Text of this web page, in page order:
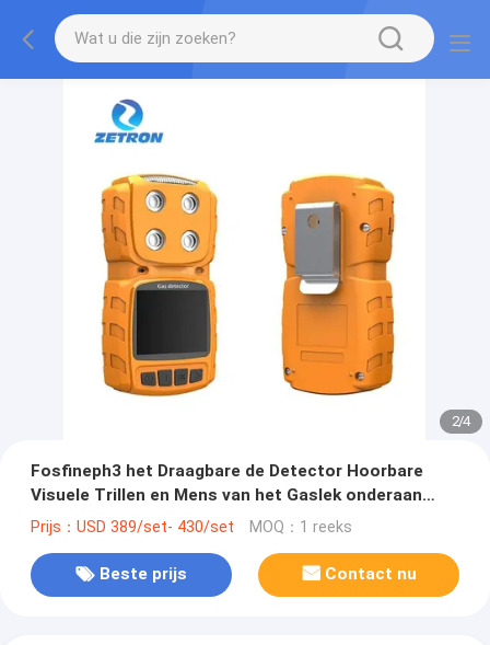
2/4
Fosfineph3 het Draagbare de Detector Hoorbare
Visuele Trillen en Mens van het Gaslek onderaan
Alarm
Prijs：USD 389/set- 430/set MOQ：1 reeks
Beste prijs Contact nu